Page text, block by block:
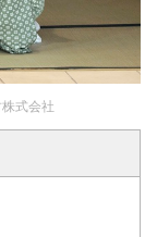
式会社